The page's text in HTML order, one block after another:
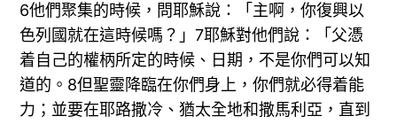
6他們聚集的時候，問耶穌說：「主啊，你復興以
色列國就在這時候嗎？」7耶穌對他們說：「父憑
着自己的權柄所定的時候、日期，不是你們可以知
道的。8但聖靈降臨在你們身上，你們就必得着能
力；並要在耶路撒冷、猶太全地和撒馬利亞，直到